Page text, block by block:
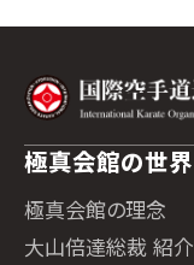
極真会館の世界
極真会館の理念
大山倍達総裁 紹介